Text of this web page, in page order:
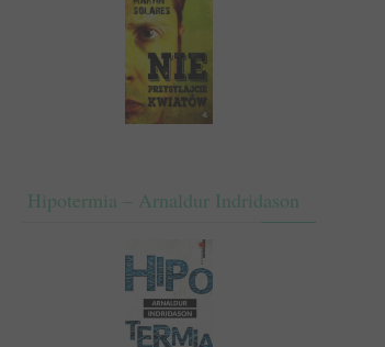
Hipotermia – Arnaldur Indridason